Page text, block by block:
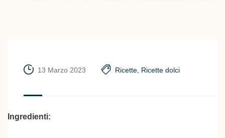
13 Marzo 2023 Ricette Ricette dolci
Ingredienti: